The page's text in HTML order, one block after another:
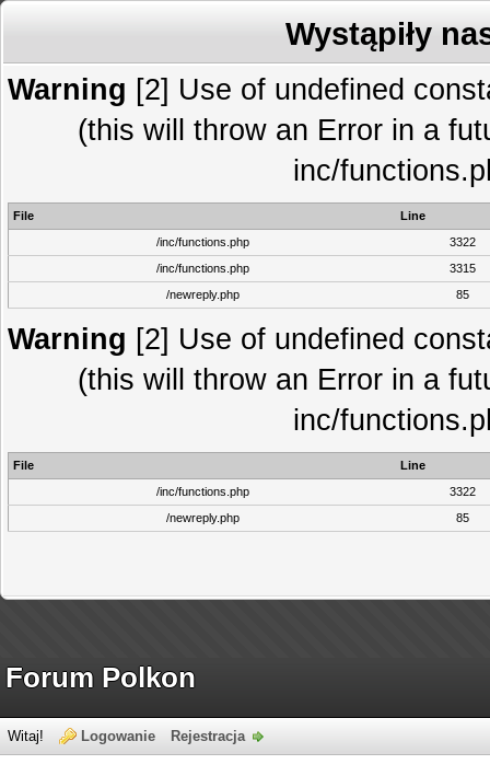
Wystąpiły
Warning [2] Use of undefined
(this will throw an Error in a
inc/
File
Line
/inc/functions.php
3322
/inc/functions.php
3315
/newreply.php
85
Warning [2] Use of undefined
(this will throw an Error in a
inc/
File
Line
/inc/functions.php
3322
/newreply.php
85
Forum Polkon
Witaj! Logowanie Rejestracja